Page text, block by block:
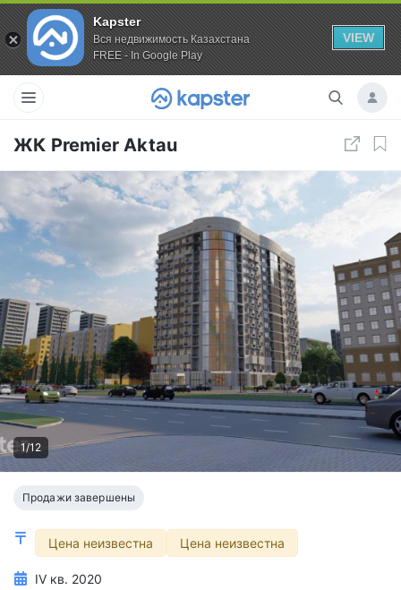
Kapster
Вся недвижимость Казахстана
FREE - In Google Play
VIEW
ЖК Premier Aktau
1/12
Продажи завершены
Цена неизвестна Цена неизвестна
IV кв. 2020